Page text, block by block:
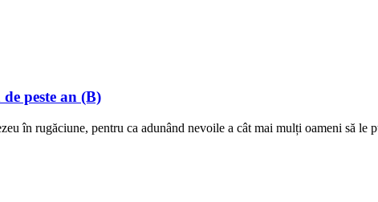
peste an (B)
în rugăciune, pentru ca adunând nevoile a cât mai mulți oameni să le